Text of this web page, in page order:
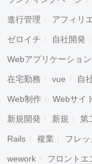
進行管理 アフィリ
ゼロイチ 自社開発
Webアプリケーション
在宅勤務 vue 自
Web制作 Webサイ
新規開発 新規 第
Rails 複業 フレッ
wework フロントエ